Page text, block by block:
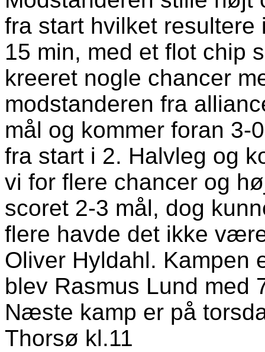
fra start hvilket
15 min, med et flot chip
kreeret nogle chancer
modstanderen fra
mål og kommer foran 3-
fra start i 2. Halvleg og
vi for flere chancer og
scoret 2-3 mål, dog
flere havde det ikke
Oliver Hyldahl. Kampen
blev Rasmus Lund med
Næste kamp er på
Thorsø kl.11